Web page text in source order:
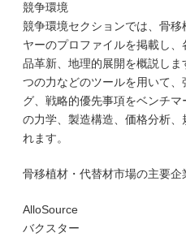
競争環境
競争環境セクションでは、骨
ヤーのプロファイルを掲載し
品革新、地理的展開を概説し
つの力などのツールを用いて
グ、戦略的優先事項をベンチ
の力学、製造構造、価格分析
れます。
骨移植材・代替材市場の主要企
AlloSource
バクスター